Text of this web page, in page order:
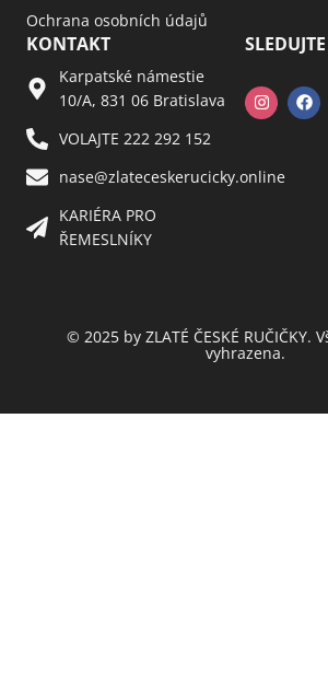
Ochrana osobních údajů
KONTAKT
Karpatské námestie
10/A, 831 06 Bratislava
VOLAJTE 222 292 152
nase@zlateceskerucicky.online
KARIÉRA PRO
ŘEMESLNÍKY
© 2025 by ZLATÉ ČESKÉ RUČIČKY.
vyhrazena.